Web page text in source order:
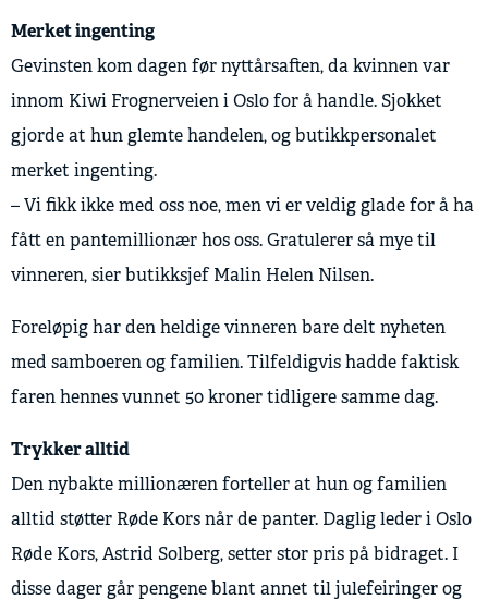
Merket ingenting
Gevinsten kom dagen før nyttårsaften, da kvinnen var
innom Kiwi Frognerveien i Oslo for å handle. Sjokket
gjorde at hun glemte handelen, og butikkpersonalet
merket ingenting.
– Vi fikk ikke med oss noe, men vi er veldig glade for å ha
fått en pantemillionær hos oss. Gratulerer så mye til
vinneren, sier butikksjef Malin Helen Nilsen.
Foreløpig har den heldige vinneren bare delt nyheten
med samboeren og familien. Tilfeldigvis hadde faktisk
faren hennes vunnet 50 kroner tidligere samme dag.
Trykker alltid
Den nybakte millionæren forteller at hun og familien
alltid støtter Røde Kors når de panter. Daglig leder i Oslo
Røde Kors, Astrid Solberg, setter stor pris på bidraget. I
disse dager går pengene blant annet til julefeiringer og